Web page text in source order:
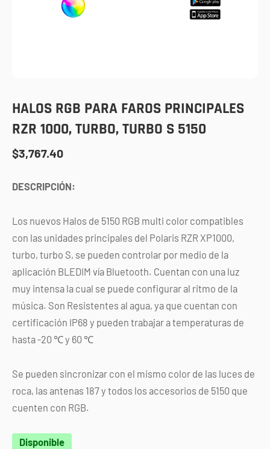
HALOS RGB PARA FAROS PRINCIPALES
RZR 1000, TURBO, TURBO S 5150
$3,767.40
DESCRIPCIÓN:
Los nuevos Halos de 5150 RGB multi color compatibles
con las unidades principales del Polaris RZR XP1000,
turbo, turbo S, se pueden controlar por medio de la
aplicación BLEDIM vía Bluetooth. Cuentan con una luz
muy intensa la cual se puede configurar al ritmo de la
música. Son Resistentes al agua, ya que cuentan con
certificación IP68 y pueden trabajar a temperaturas de
hasta -20 ℃ y 60 ℃
Se pueden sincronizar con el mismo color de las luces de
roca, las antenas 187 y todos los accesorios de 5150 que
cuenten con RGB.
Disponible
Halos